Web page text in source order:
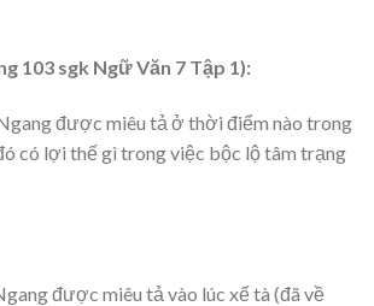
103 sgk Ngữ Văn 7 Tập 1):
được miêu tả ở thời điểm nào trong
có lợi thế gì trong việc bộc lộ tâm trạng
được miêu tả vào lúc xế tà (đã về